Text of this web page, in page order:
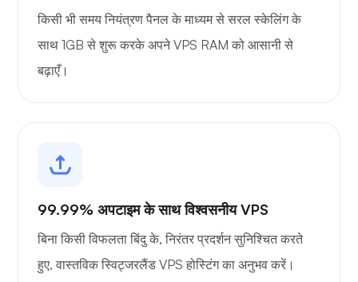
किसी भी समय नियंत्रण पैनल के माध्यम से सरल स्केलिंग के
साथ 1GB से शुरू करके अपने VPS RAM को आसानी से
बढ़ाएँ।
99.99% अपटाइम के साथ विश्वसनीय VPS
बिना किसी विफलता बिंदु के, निरंतर प्रदर्शन सुनिश्चित करते
हुए, वास्तविक स्विट्जरलैंड VPS होस्टिंग का अनुभव करें।